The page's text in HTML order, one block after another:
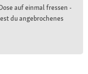
auf einmal fressen -
du angebrochenes